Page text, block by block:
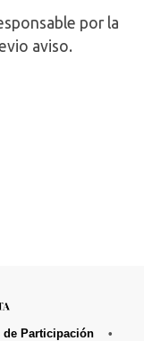
por la
aviso.
de Participación•